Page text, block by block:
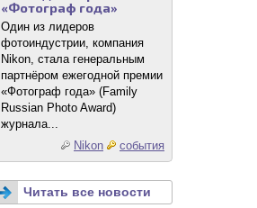
«Фотограф года»
Один из лидеров
фотоиндустрии, компания
Nikon, стала генеральным
партнёром ежегодной премии
«Фотограф года» (Family
Russian Photo Award)
журнала...
Nikon
события
Читать все новости